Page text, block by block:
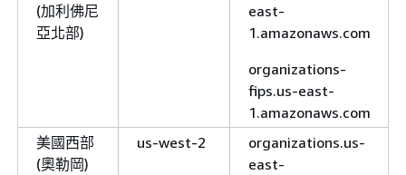
(加利佛尼
亞北部)
east-
1.amazonaws.com
organizations-
fips.us-east-
1.amazonaws.com
美國西部
(奧勒岡)
us-west-2
organizations.us-
east-